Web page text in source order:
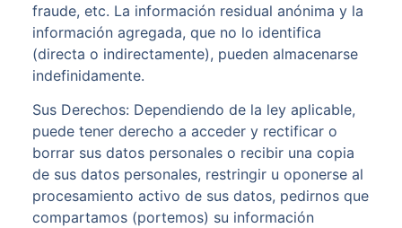
fraude, etc. La información residual anónima y la
información agregada, que no lo identifica
(directa o indirectamente), pueden almacenarse
indefinidamente.
Sus Derechos: Dependiendo de la ley aplicable,
puede tener derecho a acceder y rectificar o
borrar sus datos personales o recibir una copia
de sus datos personales, restringir u oponerse al
procesamiento activo de sus datos, pedirnos que
compartamos (portemos) su información